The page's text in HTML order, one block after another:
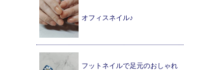
オフィスネイル♪
フットネイルで足元のおしゃれ